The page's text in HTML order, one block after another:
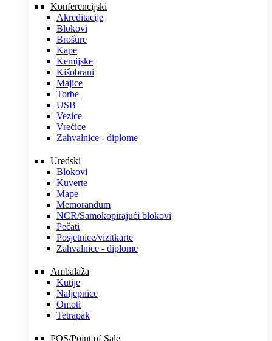
Konferencijski
Akreditacije
Blokovi
Brošure
Kape
Kemijske
Kišobrani
Majice
Torbe
USB
Vezice
Vrećice
Zahvalnice - diplome
Uredski
Blokovi
Kuverte
Mape
Memorandum
NCR/Samokopirajući blokovi
Pečati
Posjetnice/vizitkarte
Zahvalnice - diplome
Ambalaža
Kutije
Naljepnice
Omoti
Tetrapak
POS/Point of Sale